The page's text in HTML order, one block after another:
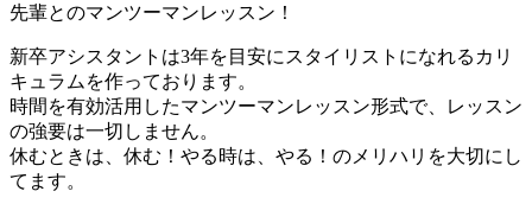
先輩とのマンツーマンレッスン！
新卒アシスタントは3年を目安にスタイリストになれるカリ
キュラムを作っております。
時間を有効活用したマンツーマンレッスン形式で、レッスン
の強要は一切しません。
休むときは、休む！やる時は、やる！のメリハリを大切にし
てます。